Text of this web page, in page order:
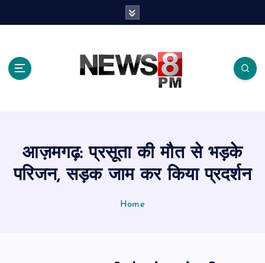
आज़मगढ़: प्रसूता की मौत से भड़के
परिजन, सड़क जाम कर किया प्रदर्शन
Home